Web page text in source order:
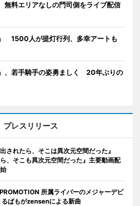
無料エリアなしの門司側をライブ配信
1500人が提灯行列、多幸アートも
、若手騎手の姿勇ましく 20年ぶりの
プレスリリース
されたら、そこは異次元空間だった』
ら、そこも異次元空間だった』主要動画配
所属ライバーのメジャーデビ
るぱもがzensenによる新曲